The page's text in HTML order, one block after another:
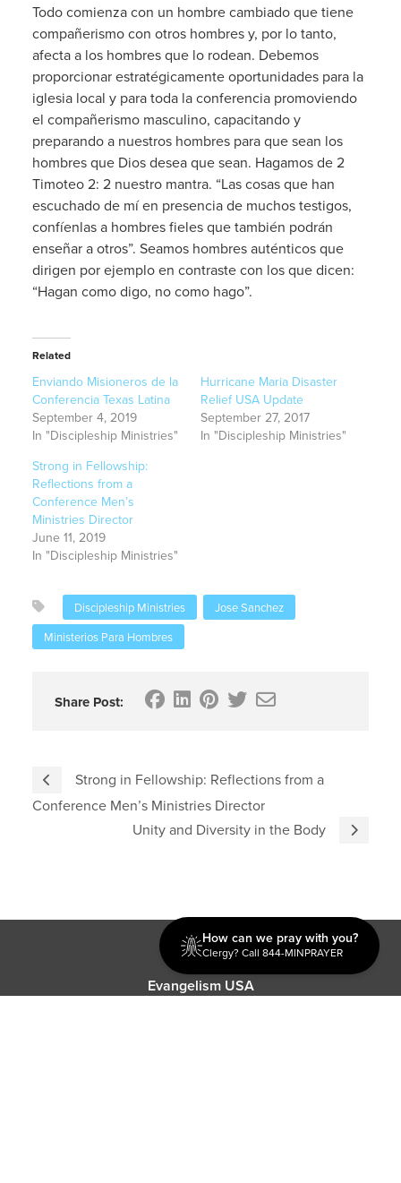
Todo comienza con un hombre cambiado que tiene
compañerismo con otros hombres y, por lo tanto,
afecta a los hombres que lo rodean. Debemos
proporcionar estratégicamente oportunidades para la
iglesia local y para toda la conferencia promoviendo
el compañerismo masculino, capacitando y
preparando a nuestros hombres para que sean los
hombres que Dios desea que sean. Hagamos de 2
Timoteo 2: 2 nuestro mantra. “Las cosas que han
escuchado de mí en presencia de muchos testigos,
confíenlas a hombres fieles que también podrán
enseñar a otros”. Seamos hombres auténticos que
dirigen por ejemplo en contraste con los que dicen:
“Hagan como digo, no como hago”.
Related
Enviando Misioneros de la
Conferencia Texas Latina
September 4, 2019
In "Discipleship Ministries"
Hurricane Maria Disaster
Relief USA Update
September 27, 2017
In "Discipleship Ministries"
Strong in Fellowship:
Reflections from a
Conference Men’s
Ministries Director
June 11, 2019
In "Discipleship Ministries"
Discipleship Ministries
Jose Sanchez
Ministerios Para Hombres
Share Post:
Strong in Fellowship: Reflections from a
Conference Men’s Ministries Director
Unity and Diversity in the Body
Discipleship
Evangelism USA
How can we pray with you?
Clergy? Call 844-MINPRAYER